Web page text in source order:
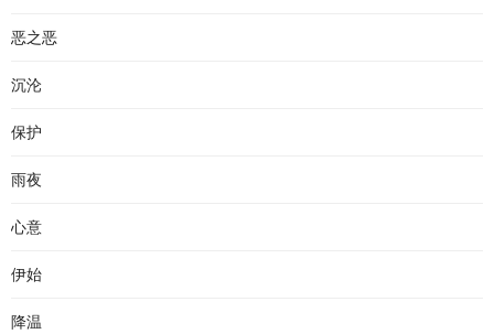
恶之恶
沉沦
保护
雨夜
心意
伊始
降温